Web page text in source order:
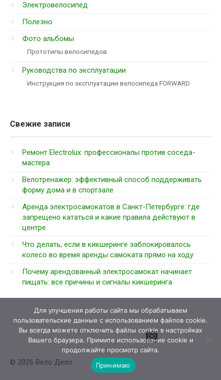
Электровелосипед
Полезно
Фото альбомы
Прототипы велосипедов
Руководства по эксплуатации
Инструкция по эксплуатации велосипеда FORWARD
Свежие записи
Ремонт Electrolux: профессионалы против соседа-
мастера
Велотренажер: эффективный способ поддерживать
форму дома и в спортзале
Аренда электросамокатов в Санкт-Петербурге: где
запрещено кататься и какие правила действуют в
центре
Что делать, если в кикшеринге заблокировалось
колесо во время аренды самоката прямо на ходу
Почему арендованный электросамокат начинает
пищать: все причины и сигналы кикшеринга
© 2026 Вело Дело
Для улучшения работы сайта мы обрабатываем
пользовательские данные с использованием файлов cookie.
Вы всегда можете отключить файлы cookie в настройках
Вашего браузера. Примите использование cookie и
продолжайте просмотр сайта.
Принимаю